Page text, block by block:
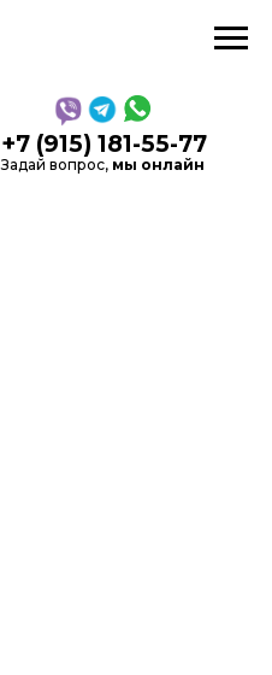
+7 (915) 181-55-77
Задай вопрос, мы онлайн